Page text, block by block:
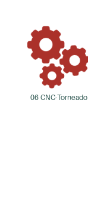
06 CNC-Torneado